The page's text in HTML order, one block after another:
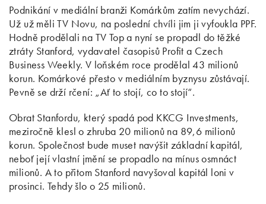
Podnikání v mediální branži Komárkům zatím nevychází.
Už už měli TV Novu, na poslední chvíli jim ji vyfoukla PPF.
Hodně prodělali na TV Top a nyní se propadl do těžké
ztráty Stanford, vydavatel časopisů Profit a Czech
Business Weekly. V loňském roce prodělal 43 milionů
korun. Komárkové přesto v mediálním byznysu zůstávají.
Pevně se drží rčení: „Ať to stojí, co to stojí“.
Obrat Stanfordu, který spadá pod KKCG Investments,
meziročně klesl o zhruba 20 milionů na 89,6 milionů
korun. Společnost bude muset navýšit základní kapitál,
neboť její vlastní jmění se propadlo na mínus osmnáct
milionů. A to přitom Stanford navyšoval kapitál loni v
prosinci. Tehdy šlo o 25 milionů.